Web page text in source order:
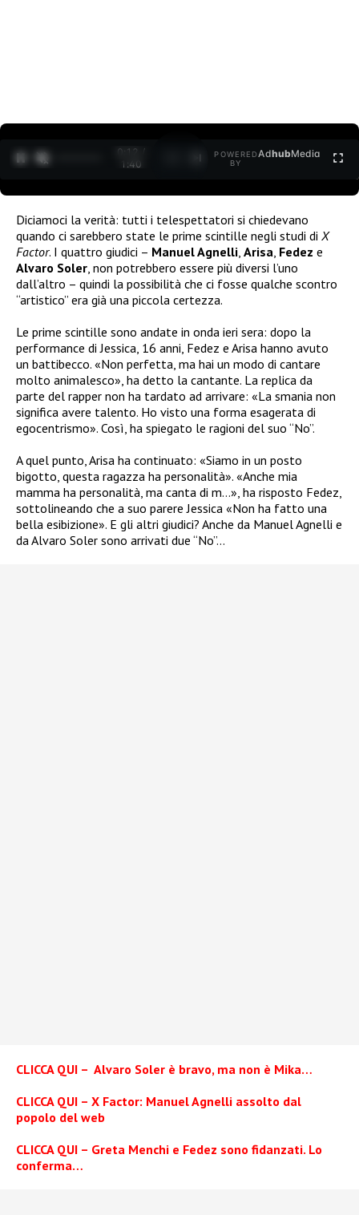
0:12 /
1:40
POWERED
BY
AdhubMedia
Diciamoci la verità: tutti i telespettatori si chiedevano
quando ci sarebbero state le prime scintille negli studi di X
Factor. I quattro giudici – Manuel Agnelli Arisa Fedez e
Alvaro Soler , non potrebbero essere più diversi l’uno
dall’altro – quindi la possibilità che ci fosse qualche scontro
“artistico” era già una piccola certezza.
Le prime scintille sono andate in onda ieri sera: dopo la
performance di Jessica, 16 anni, Fedez e Arisa hanno avuto
un battibecco. «Non perfetta, ma hai un modo di cantare
molto animalesco», ha detto la cantante. La replica da
parte del rapper non ha tardato ad arrivare: «La smania non
significa avere talento. Ho visto una forma esagerata di
egocentrismo». Così, ha spiegato le ragioni del suo “No”.
A quel punto, Arisa ha continuato: «Siamo in un posto
bigotto, questa ragazza ha personalità». «Anche mia
mamma ha personalità, ma canta di m…», ha risposto Fedez,
sottolineando che a suo parere Jessica «Non ha fatto una
bella esibizione». E gli altri giudici? Anche da Manuel Agnelli e
da Alvaro Soler sono arrivati due “No”…
CLICCA QUI – Alvaro Soler è bravo, ma non è Mika…
CLICCA QUI – X Factor: Manuel Agnelli assolto dal
popolo del web
CLICCA QUI – Greta Menchi e Fedez sono fidanzati. Lo
conferma…